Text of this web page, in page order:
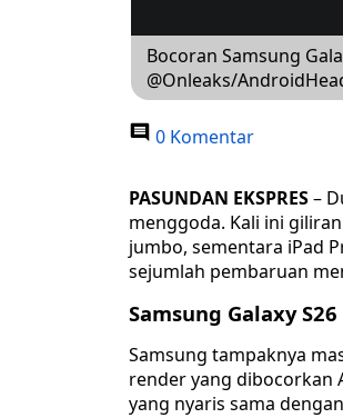
Bocoran Samsung
@Onleaks/
0 Komentar
PASUNDAN EKSPRES–
menggoda. Kali ini
jumbo, sementara iPad
sejumlah pembaruan
Samsung Galaxy
Samsung tampaknya
render yang dibocorkan
yang nyaris sama